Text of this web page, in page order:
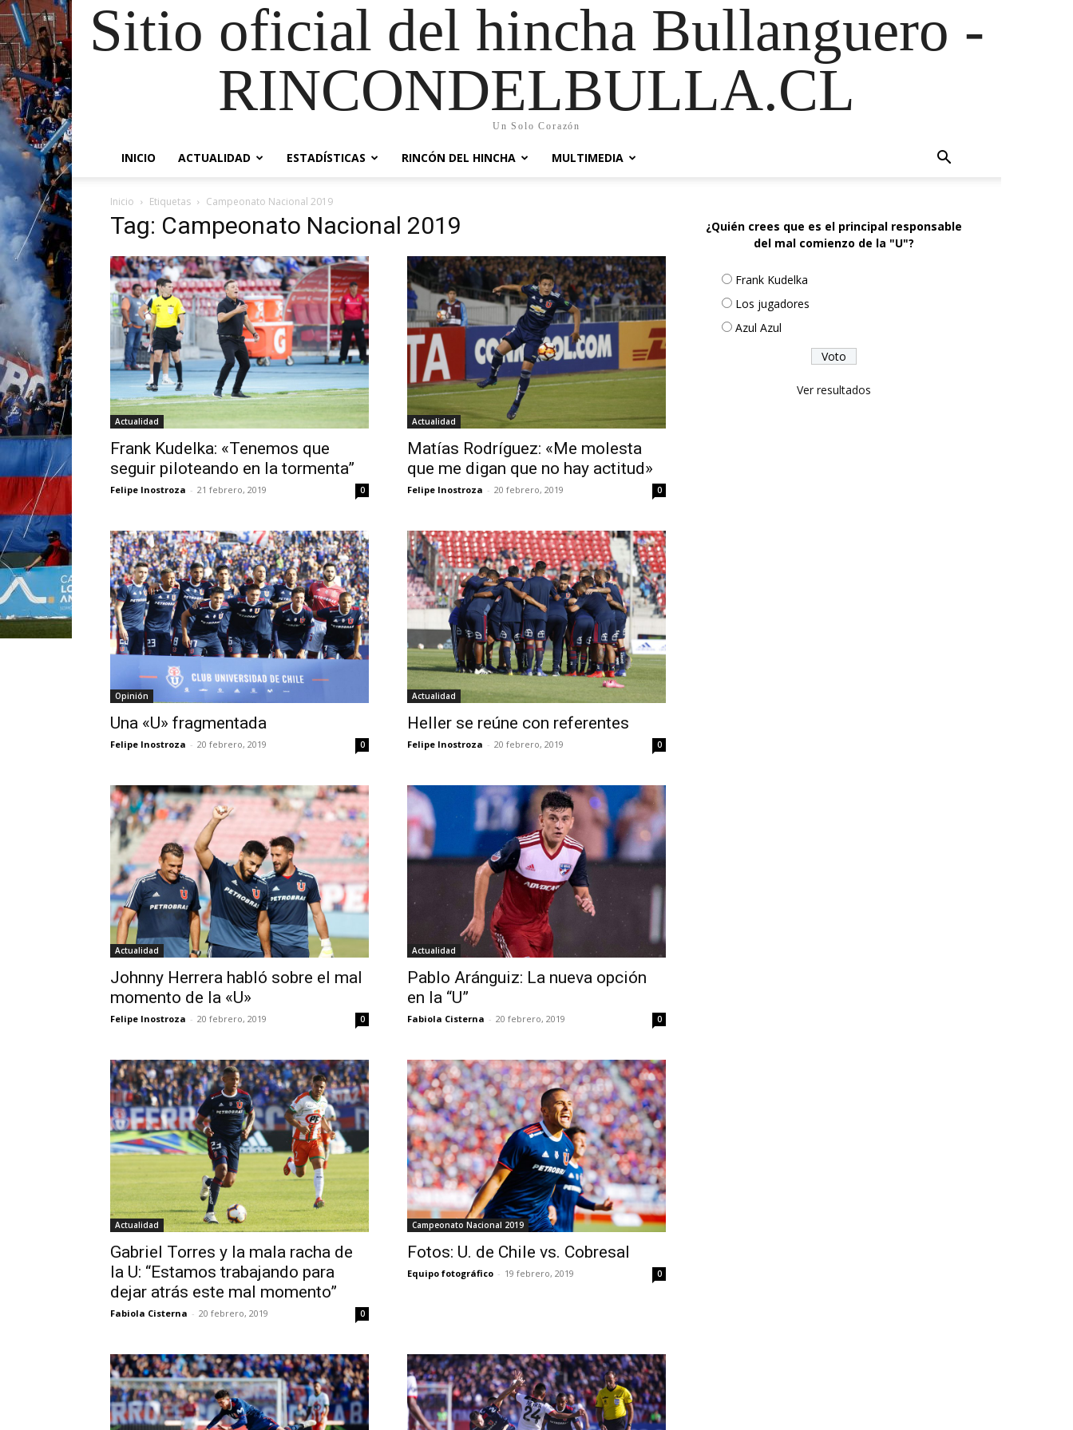
Sitio oficial del hincha Bullanguero -
RINCONDELBULLA.CL
Un Solo Corazón
INICIO ACTUALIDAD ESTADÍSTICAS RINCÓN DEL HINCHA MULTIMEDIA
Inicio Etiquetas Campeonato Nacional 2019
Tag: Campeonato Nacional 2019
Actualidad
Frank Kudelka: «Tenemos que
seguir piloteando en la tormenta”
Felipe Inostroza - 21 febrero, 2019 0
Actualidad
Matías Rodríguez: «Me molesta
que me digan que no hay actitud»
Felipe Inostroza - 20 febrero, 2019 0
Opinión
Una «U» fragmentada
Felipe Inostroza - 20 febrero, 2019 0
Actualidad
Heller se reúne con referentes
Felipe Inostroza - 20 febrero, 2019 0
Actualidad
Johnny Herrera habló sobre el mal
momento de la «U»
Felipe Inostroza - 20 febrero, 2019 0
Actualidad
Pablo Aránguiz: La nueva opción
en la “U”
Fabiola Cisterna - 20 febrero, 2019 0
Actualidad
Gabriel Torres y la mala racha de
la U: “Estamos trabajando para
dejar atrás este mal momento”
Fabiola Cisterna - 20 febrero, 2019 0
Campeonato Nacional 2019
Fotos: U. de Chile vs. Cobresal
Equipo fotográfico - 19 febrero, 2019 0
¿Quién crees que es el principal responsable
del mal comienzo de la "U"?
Frank Kudelka
Los jugadores
Azul Azul
Ver resultados